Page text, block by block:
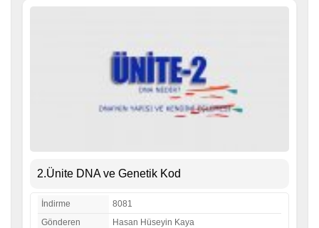
2.Ünite DNA ve Genetik Kod
İndirme
8081
Gönderen
Hasan Hüseyin Kaya